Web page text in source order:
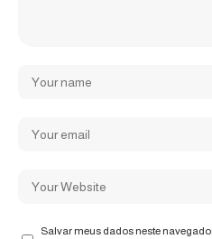
Salvar meus dados neste